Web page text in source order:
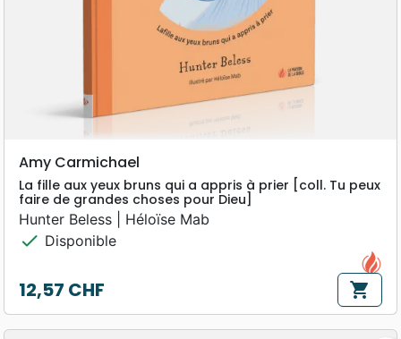
Amy Carmichael
La fille aux yeux bruns qui a appris à prier [coll. Tu peux
faire de grandes choses pour Dieu]
Hunter Beless | Héloïse Mab
check Disponible
Prix
12,57 CHF shopping_cart